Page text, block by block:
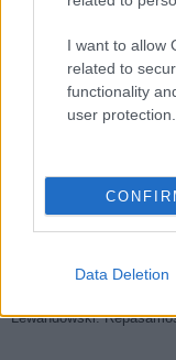
I want to allow
related to
functionality
user protection.
Data Deletion
Los lesionados en el
Varios jugadores han
Lewandowski.